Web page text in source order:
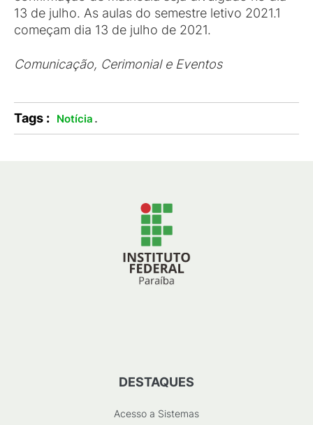
13 de julho. As aulas do semestre letivo 2021.1
começam dia 13 de julho de 2021.
Comunicação, Cerimonial e Eventos
Tags : Notícia .
DESTAQUES
Acesso a Sistemas